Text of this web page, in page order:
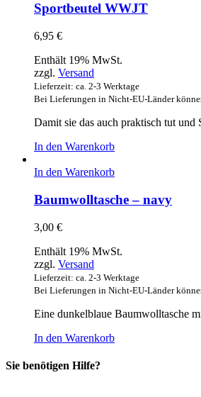
Sportbeutel WWJT
6,95 €
Enthält 19% MwSt.
zzgl. Versand
Lieferzeit: ca. 2-3 Werktage
Bei Lieferungen in Nicht-EU-Länder
Damit sie das auch praktisch tut
In den Warenkorb
In den Warenkorb
Baumwolltasche – navy
3,00 €
Enthält 19% MwSt.
zzgl. Versand
Lieferzeit: ca. 2-3 Werktage
Bei Lieferungen in Nicht-EU-Länder
Eine dunkelblaue Baumwolltasche
In den Warenkorb
Sie benötigen Hilfe?